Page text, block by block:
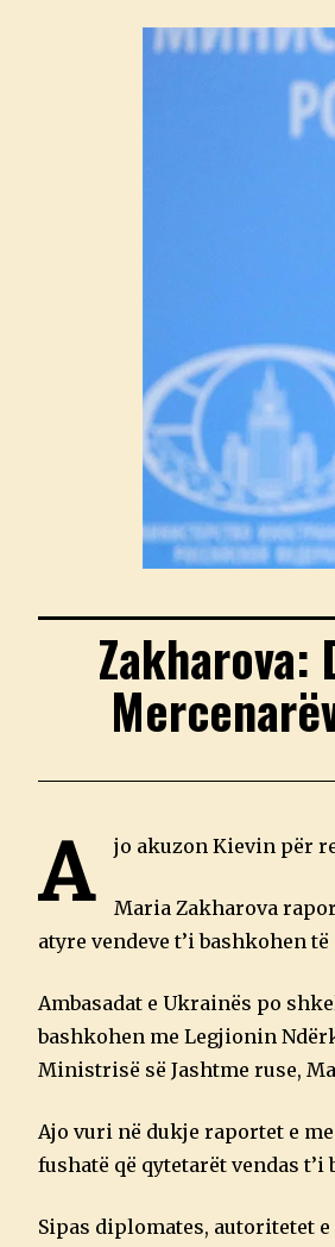
A jo akuzon Kievin për
Maria Zakharova
atyre vendeve t’i bashkohen
Ambasadat e Ukrainës po
bashkohen me Legjionin
Ministrisë së Jashtme ruse,
Ajo vuri në dukje raportet e
fushatë që qytetarët vendas
Sipas diplomates, autoritetet